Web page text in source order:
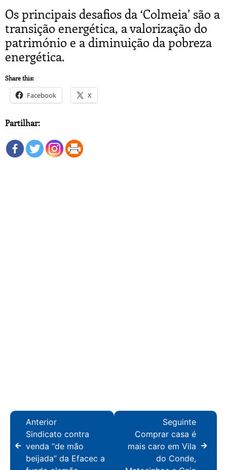
Os principais desafios da ‘Colmeia’ são a
transição energética, a valorização do
património e a diminuição da pobreza
energética.
Share this:
Facebook X
Partilhar:
Anterior
Sindicato contra
venda “de mão
beijada” da Efacec a
Seguinte
Comprar casa é
mais caro em Vila
do Conde,